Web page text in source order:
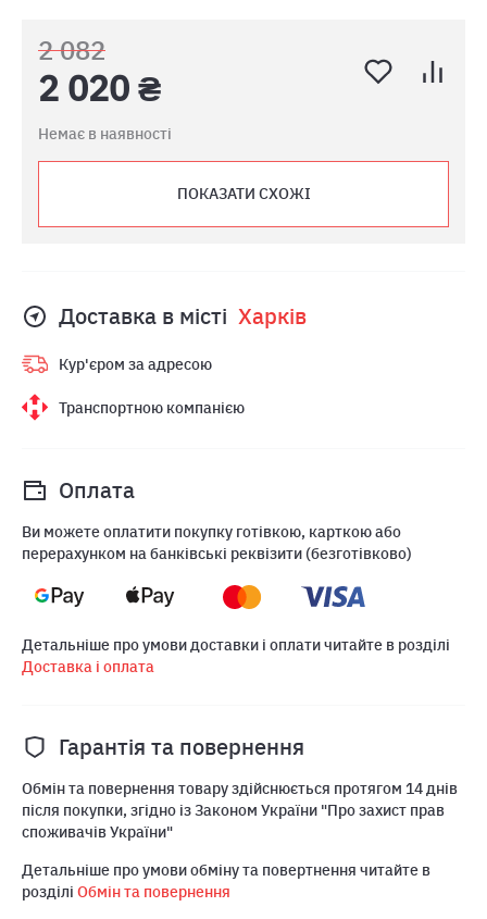
2 082
2 020 ₴
Немає в наявності
ПОКАЗАТИ СХОЖІ
Доставка в місті Харкiв
Кур'єром за адресою
Транспортною компанією
Оплата
Ви можете оплатити покупку готівкою, карткою або
перерахунком на банківські реквізити (безготівково)
Детальніше про умови доставки і оплати читайте в розділі
Доставка і оплата
Гарантія та повернення
Обмін та повернення товару здійснюється протягом 14 днів
після покупки, згідно із Законом України "Про захист прав
споживачів України"
Детальніше про умови обміну та повертнення читайте в
розділі Обмін та повернення